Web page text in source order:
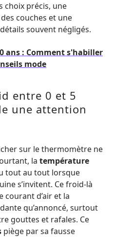
choix précis, une
couches et une
souvent négligés.
ans : Comment s'habiller
mode
entre 0 et 5
une attention
sur le thermomètre ne
la température
tout au tout lorsque
s’invitent. Ce froid-là
courant d’air et la
qu’annoncé, surtout
gouttes et rafales. Ce
piège par sa fausse